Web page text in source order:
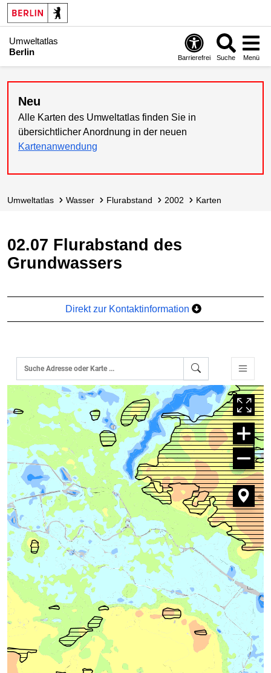
Umweltatlas
Berlin
Barrierefrei Suche Menü
Neu
Alle Karten des Umweltatlas finden Sie in
übersichtlicher Anordnung in der neuen
Kartenanwendung
Umweltatlas Wasser Flurabstand 2002 Karten
02.07 Flurabstand des
Grundwassers
Direkt zur Kontaktinformation